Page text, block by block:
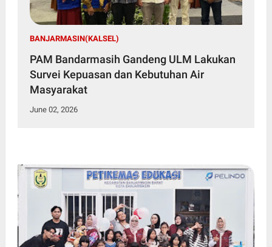
BANJARMASIN(KALSEL)
PAM Bandarmasih Gandeng ULM Lakukan
Survei Kepuasan dan Kebutuhan Air
Masyarakat
June 02, 2026